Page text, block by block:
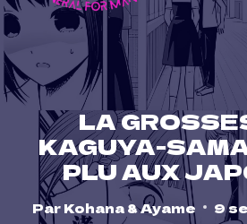
LA
KAGUYA-
PLU AUX
ParKohana & Ayame 9